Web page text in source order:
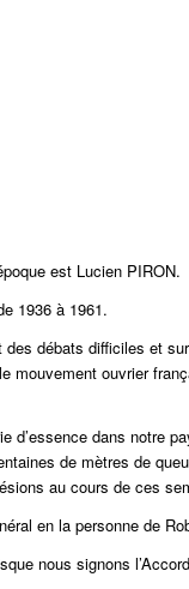
est Lucien PIRON.
1936 à 1961.
débats difficiles et
mouvement ouvrier
d’essence dans
de mètres de
au cours de ces
en la personne de
nous signons